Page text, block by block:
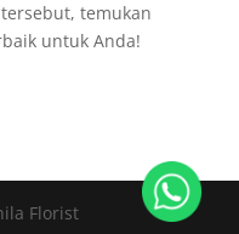
temukan
untuk Anda!
Florist